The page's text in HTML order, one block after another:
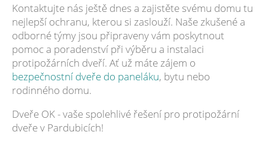
Kontaktujte nás ještě dnes a zajistěte svému domu tu
nejlepší ochranu, kterou si zaslouží. Naše zkušené a
odborné týmy jsou připraveny vám poskytnout
pomoc a poradenství při výběru a instalaci
protipožárních dveří. Ať už máte zájem o
bezpečnostní dveře do paneláku, bytu nebo
rodinného domu.
Dveře OK - vaše spolehlivé řešení pro protipožární
dveře v Pardubicích!